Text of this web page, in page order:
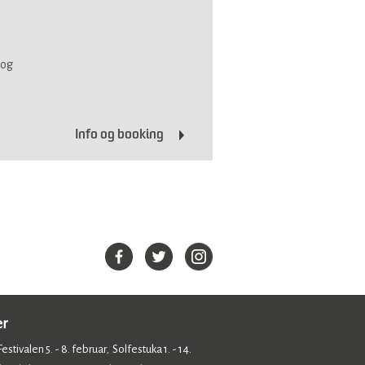
Info og booking
5. - 8. februar, Solfestuka 1. - 14.